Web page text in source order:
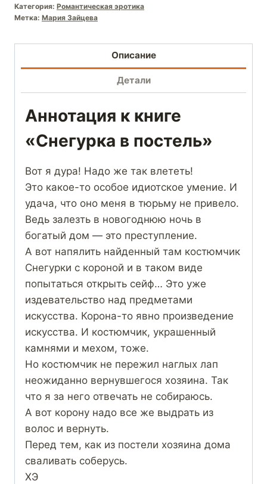
Категория: Романтическая эротика
Метка: Мария Зайцева
Описание
Детали
Аннотация к книге
«Снегурка в постель»
Вот я дура! Надо же так влететь!
Это какое-то особое идиотское умение. И
удача, что оно меня в тюрьму не привело.
Ведь залезть в новогоднюю ночь в
богатый дом — это преступление.
А вот напялить найденный там костюмчик
Снегурки с короной и в таком виде
попытаться открыть сейф… Это уже
издевательство над предметами
искусства. Корона-то явно произведение
искусства. И костюмчик, украшенный
камнями и мехом, тоже.
Но костюмчик не пережил наглых лап
неожиданно вернувшегося хозяина. Так
что я за него отвечать не собираюсь.
А вот корону надо все же выдрать из
волос и вернуть.
Перед тем, как из постели хозяина дома
сваливать соберусь.
ХЭ